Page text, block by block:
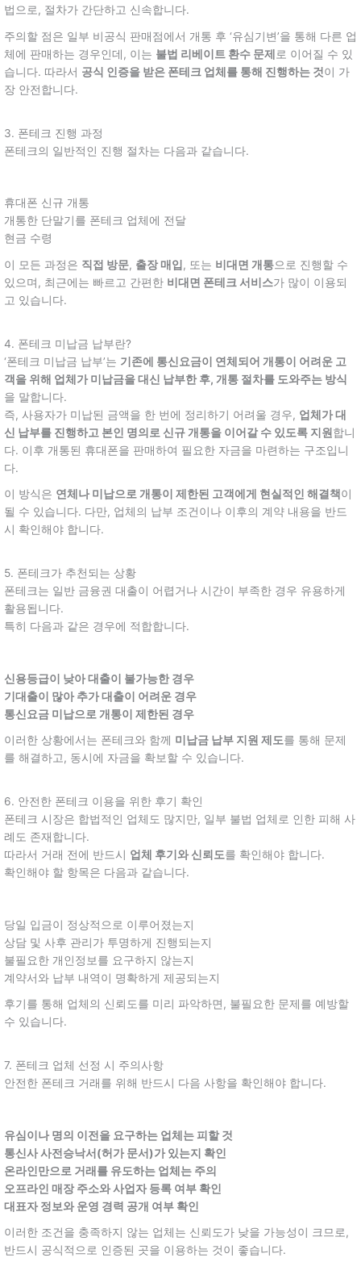
법으로, 절차가 간단하고 신속합니다.
주의할 점은 일부 비공식 판매점에서 개통 후 ‘유심기변’을 통해 다른 업
체에 판매하는 경우인데, 이는 불법 리베이트 환수 문제로 이어질 수 있
습니다. 따라서 공식 인증을 받은 폰테크 업체를 통해 진행하는 것이 가
장 안전합니다.
3. 폰테크 진행 과정
폰테크의 일반적인 진행 절차는 다음과 같습니다.
휴대폰 신규 개통
개통한 단말기를 폰테크 업체에 전달
현금 수령
이 모든 과정은 직접 방문, 출장 매입, 또는 비대면 개통으로 진행할 수
있으며, 최근에는 빠르고 간편한 비대면 폰테크 서비스가 많이 이용되
고 있습니다.
4. 폰테크 미납금 납부란?
‘폰테크 미납금 납부’는 기존에 통신요금이 연체되어 개통이 어려운 고
객을 위해 업체가 미납금을 대신 납부한 후, 개통 절차를 도와주는 방식
을 말합니다.
즉, 사용자가 미납된 금액을 한 번에 정리하기 어려울 경우, 업체가 대
신 납부를 진행하고 본인 명의로 신규 개통을 이어갈 수 있도록 지원 합니
다. 이후 개통된 휴대폰을 판매하여 필요한 자금을 마련하는 구조입니
다.
이 방식은 연체나 미납으로 개통이 제한된 고객에게 현실적인 해결책 이
될 수 있습니다. 다만, 업체의 납부 조건이나 이후의 계약 내용을 반드
시 확인해야 합니다.
5. 폰테크가 추천되는 상황
폰테크는 일반 금융권 대출이 어렵거나 시간이 부족한 경우 유용하게
활용됩니다.
특히 다음과 같은 경우에 적합합니다.
신용등급이 낮아 대출이 불가능한 경우
기대출이 많아 추가 대출이 어려운 경우
통신요금 미납으로 개통이 제한된 경우
이러한 상황에서는 폰테크와 함께 미납금 납부 지원 제도를 통해 문제
를 해결하고, 동시에 자금을 확보할 수 있습니다.
6. 안전한 폰테크 이용을 위한 후기 확인
폰테크 시장은 합법적인 업체도 많지만, 일부 불법 업체로 인한 피해 사
례도 존재합니다.
따라서 거래 전에 반드시 업체 후기와 신뢰도를 확인해야 합니다.
확인해야 할 항목은 다음과 같습니다.
당일 입금이 정상적으로 이루어졌는지
상담 및 사후 관리가 투명하게 진행되는지
불필요한 개인정보를 요구하지 않는지
계약서와 납부 내역이 명확하게 제공되는지
후기를 통해 업체의 신뢰도를 미리 파악하면, 불필요한 문제를 예방할
수 있습니다.
7. 폰테크 업체 선정 시 주의사항
안전한 폰테크 거래를 위해 반드시 다음 사항을 확인해야 합니다.
유심이나 명의 이전을 요구하는 업체는 피할 것
통신사 사전승낙서(허가 문서)가 있는지 확인
온라인만으로 거래를 유도하는 업체는 주의
오프라인 매장 주소와 사업자 등록 여부 확인
대표자 정보와 운영 경력 공개 여부 확인
이러한 조건을 충족하지 않는 업체는 신뢰도가 낮을 가능성이 크므로,
반드시 공식적으로 인증된 곳을 이용하는 것이 좋습니다.